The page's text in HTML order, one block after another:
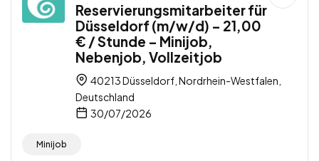
Reservierungsmitarbeiter für
Düsseldorf (m/w/d) – 21,00
€ / Stunde – Minijob,
Nebenjob, Vollzeitjob
40213 Düsseldorf, Nordrhein-Westfalen,
Deutschland
30/07/2026
Minijob